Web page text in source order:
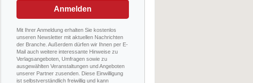
Anmelden
Mit Ihrer Anmeldung erhalten Sie kostenlos
unseren Newsletter mit aktuellen Nachrichten
der Branche. Außerdem dürfen wir Ihnen per E-
Mail auch weitere interessante Hinweise zu
Verlagsangeboten, Umfragen sowie zu
ausgewählten Veranstaltungen und Angeboten
unserer Partner zusenden. Diese Einwilligung
ist selbstverständlich freiwillig und kann